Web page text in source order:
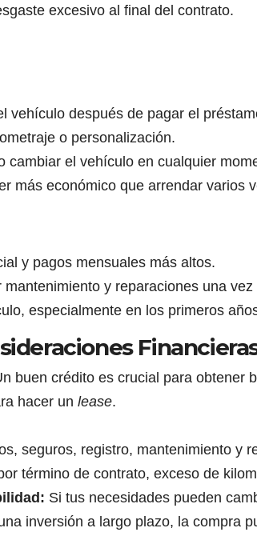
excesivo al final del contrato.
vehículo después de pagar el
o personalización.
cambiar el vehículo en cualquier
más económico que arrendar varios
y pagos mensuales más altos.
mantenimiento y reparaciones una
especialmente en los primeros
buen crédito es crucial para obtener
hacer un lease.
seguros, registro, mantenimiento y
término de contrato, exceso de
Si tus necesidades pueden
inversión a largo plazo, la compra